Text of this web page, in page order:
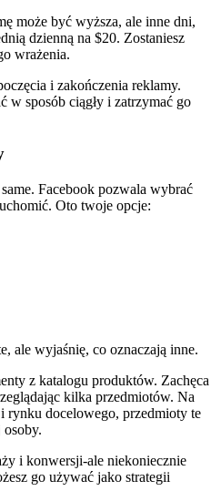
może być wyższa, ale inne dni,
dzienną na $20. Zostaniesz
wrażenia.
i zakończenia reklamy.
w sposób ciągły i zatrzymać go
Facebook pozwala wybrać
Oto twoje opcje:
ale wyjaśnię, co oznaczają inne.
z katalogu produktów. Zachęca
kilka przedmiotów. Na
rynku docelowego, przedmioty te
osoby.
i konwersji-ale niekoniecznie
go używać jako strategii